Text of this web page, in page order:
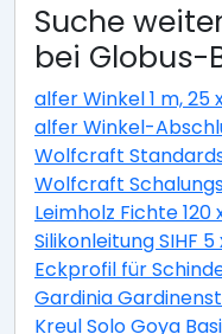
Suche
bei Globus-
alfer Winkel 1 m,
alfer Winkel-
Wolfcraft
Wolfcraft
Leimholz Fichte
Silikonleitung SIHF
Eckprofil für
Gardinia
Kreul Solo Goya